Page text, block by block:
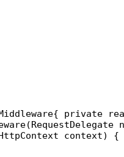
{ private
context)
{